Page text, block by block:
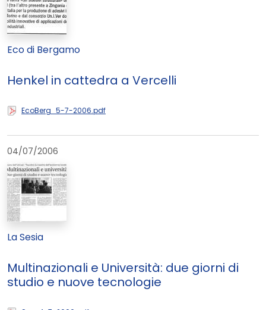
Eco di Bergamo
Henkel in cattedra a Vercelli
EcoBerg_5-7-2006.pdf
04/07/2006
La Sesia
Multinazionali e Università: due giorni di
studio e nuove tecnologie